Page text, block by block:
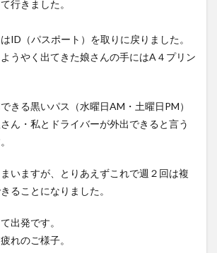
行きました。
ID（パスポート）を取りに戻りました。
うやく出てきた娘さんの手にはA４プリン
きる黒いパス（水曜日AM・土曜日PM）
ん・私とドライバーが外出できると言う
いますが、とりあえずこれで週２回は複
ることになりました。
出発です。
れのご様子。